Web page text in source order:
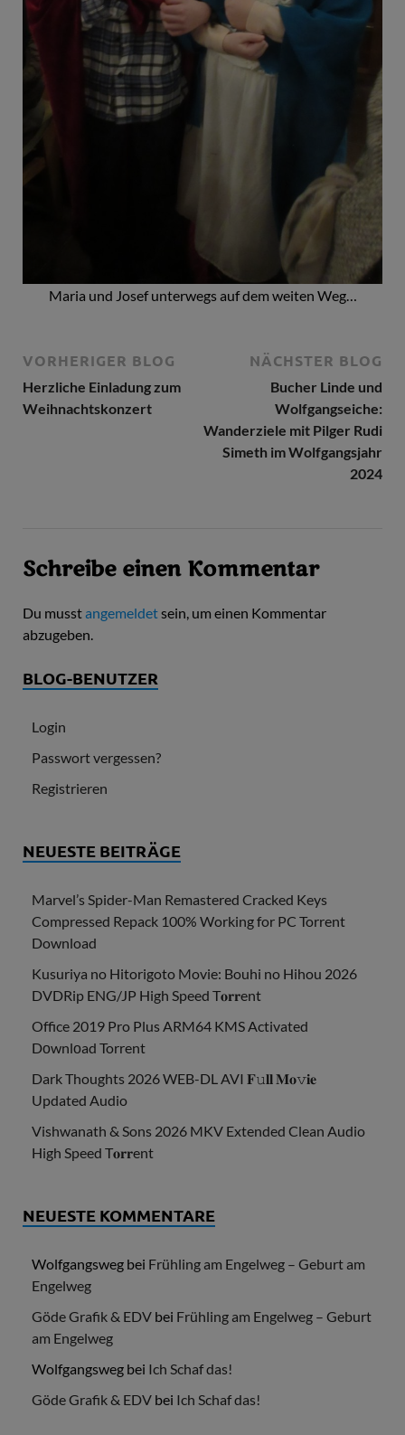
Maria und Josef unterwegs auf dem weiten Weg…
VORHERIGER BLOG
Herzliche Einladung zum
Weihnachtskonzert
NÄCHSTER BLOG
Bucher Linde und
Wolfgangseiche:
Wanderziele mit Pilger Rudi
Simeth im Wolfgangsjahr
2024
Schreibe einen Kommentar
Du musstangemeldetsein, um einen Kommentar
abzugeben.
BLOG-BENUTZER
Login
Passwort vergessen?
Registrieren
NEUESTE BEITRÄGE
Marvel’s Spider-Man Remastered Cracked Keys
Compressed Repack 100% Working for PC Torrent
Download
Kusuriya no Hitorigoto Movie: Bouhi no Hihou 2026
DVDRip ENG/JP High Speed T𝐨𝐫𝐫ent
Office 2019 Pro Plus ARM64 KMS Activated
Dоwnlоad Torrent
Dark Thoughts 2026 WEB-DL AVI 𝐅𝚞𝐥𝐥 𝐌𝐨𝚟𝐢𝐞
Updated Audio
Vishwanath & Sons 2026 MKV Extended Clean Audio
High Speed T𝐨𝐫𝐫ent
NEUESTE KOMMENTARE
Wolfgangsweg bei Frühling am Engelweg – Geburt am
Engelweg
Göde Grafik & EDV bei Frühling am Engelweg – Geburt
am Engelweg
Wolfgangsweg bei Ich Schaf das!
Göde Grafik & EDV bei Ich Schaf das!